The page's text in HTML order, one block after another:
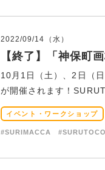
2022/09/14（水）
【終了】「神保町
10月1日（土）、2日（
が開催されます！
イベント・ワークショップ
#SURIMACCA #SURUTOCO